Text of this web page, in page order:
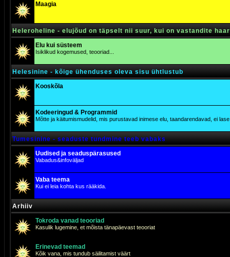
Maagia
Heleroheline - elujõud on täpselt nii suur, kui on vastandite
Elu kui süsteem
Isiklikud kogemused, teooriad...
Helesinine - kõige ühenduses oleva sisu ühtlustub
Kooskõla
Kodeeringud & Programmid
Mõtte ja käitumismudelid, mis purustavad inimese elu, taandarendavad, ei
Tumesinine - seaduste tundmine teeb vabaks
Uudised ja seaduspärasused
Vabadus&infoväljad
Vaba teema
Kui ei leia kohta kus rääkida.
Arhiiv
Tokroda vanad teooriad
Kasulik lugemine, et mõista tänapäevast teooriat
Erinevad teemad
Kõik vana, mis tundub säilitamist väärt